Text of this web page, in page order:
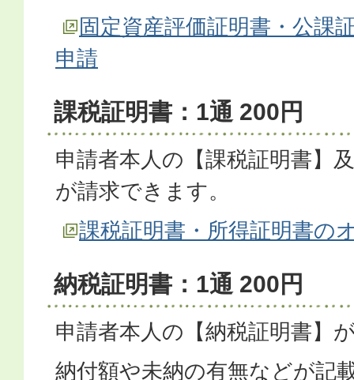
固定資産評価証明書・公課
申請
課税証明書：1通 200円
申請者本人の【課税証明書】
が請求できます。
課税証明書・所得証明書の
納税証明書：1通 200円
申請者本人の【納税証明書】
納付額や未納の有無などが記